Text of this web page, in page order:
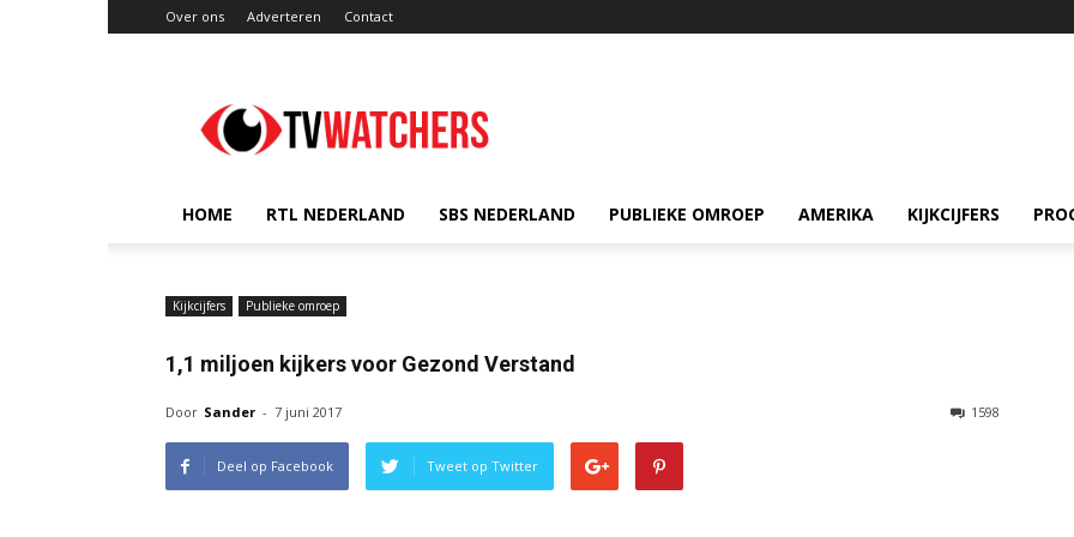
Over ons Adverteren Contact
HOME RTL NEDERLAND SBS NEDERLAND PUBLIEKE OMROEP AMERIKA KIJKCIJFERS
Kijkcijfers Publieke omroep
1,1 miljoen kijkers voor Gezond Verstand
Door Sander - 7 juni 2017 1598
Deel op Facebook Tweet op Twitter